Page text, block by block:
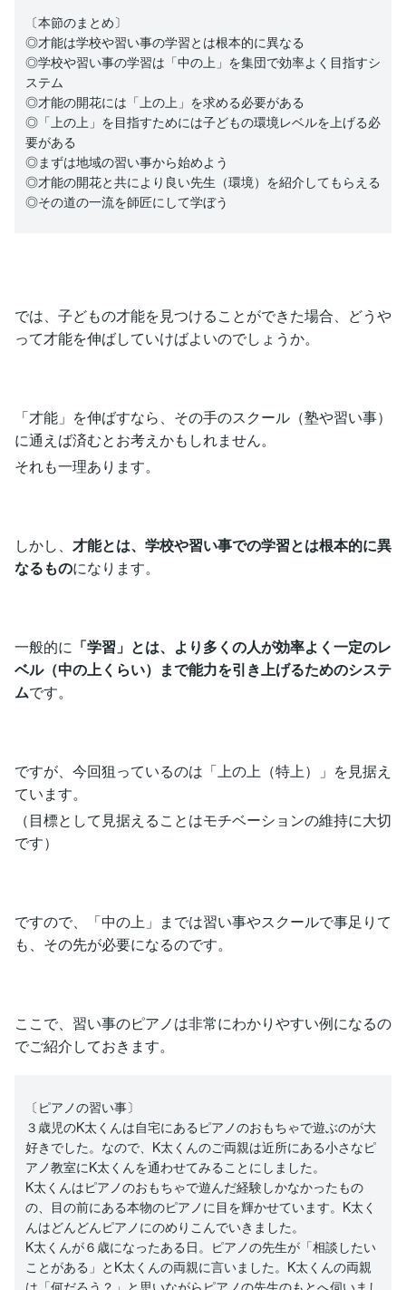
〔本節のまとめ〕
◎才能は学校や習い事の学習とは根本的に異なる
◎学校や習い事の学習は「中の上」を集団で効率よく目指すシ
ステム
◎才能の開花には「上の上」を求める必要がある
◎「上の上」を目指すためには子どもの環境レベルを上げる必
要がある
◎まずは地域の習い事から始めよう
◎才能の開花と共により良い先生（環境）を紹介してもらえる
◎その道の一流を師匠にして学ぼう
では、子どもの才能を見つけることができた場合、どうや
って才能を伸ばしていけばよいのでしょうか。
「才能」を伸ばすなら、その手のスクール（塾や習い事）
に通えば済むとお考えかもしれません。
それも一理あります。
しかし、 才能とは、学校や習い事での学習とは根本的に異
なるものになります。
一般的に 「学習」とは、より多くの人が効率よく一定のレ
ベル（中の上くらい）まで能力を引き上げるためのシステ
ムです。
ですが、今回狙っているのは「上の上（特上）」を見据え
ています。
（目標として見据えることはモチベーションの維持に大切
です）
ですので、「中の上」までは習い事やスクールで事足りて
も、その先が必要になるのです。
ここで、習い事のピアノは非常にわかりやすい例になるの
でご紹介しておきます。
〔ピアノの習い事〕
３歳児のK太くんは自宅にあるピアノのおもちゃで遊ぶのが大
好きでした。なので、K太くんのご両親は近所にある小さなピ
アノ教室にK太くんを通わせてみることにしました。
K太くんはピアノのおもちゃで遊んだ経験しかなかったもの
の、目の前にある本物のピアノに目を輝かせています。K太く
んはどんどんピアノにのめりこんでいきました。
K太くんが６歳になったある日。ピアノの先生が「相談したい
ことがある」とK太くんの両親に言いました。K太くんの両親
は「何だろう？」と思いながらピアノの先生のもとへ伺いまし